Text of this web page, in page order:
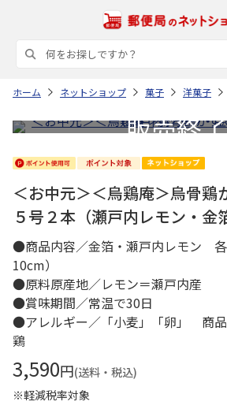
ホーム ネットショップ 菓子 洋菓子
＜お中元＞＜烏鶏庵＞烏骨鶏
５号２本（瀬戸内レモン・金
●商品内容／金箔・瀬戸内レモン 各
10cm）
●原料原産地／レモン＝瀬戸内産
●賞味期間／常温で30日
●アレルギー／「小麦」「卵」 商
鶏
3,590円(送料・税込)
※軽減税率対象